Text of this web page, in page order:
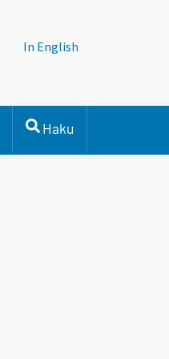
In English
Haku